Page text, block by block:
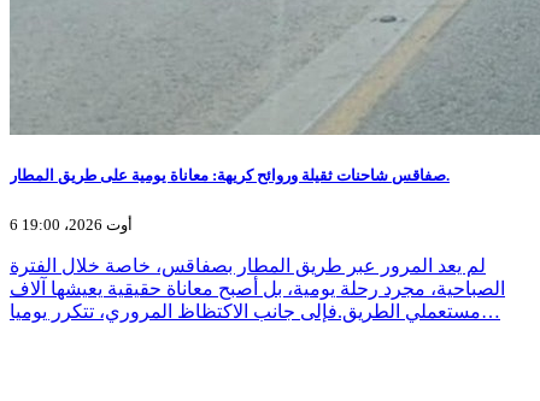
صفاقس شاحنات ثقيلة وروائح كريهة: معاناة يومية على طريق المطار.
6 أوت 2026، 19:00
لم يعد المرور عبر طريق المطار بصفاقس، خاصة خلال الفترة
الصباحية، مجرد رحلة يومية، بل أصبح معاناة حقيقية يعيشها آلاف
مستعملي الطريق.فإلى جانب الاكتظاظ المروري، تتكرر يوميا…